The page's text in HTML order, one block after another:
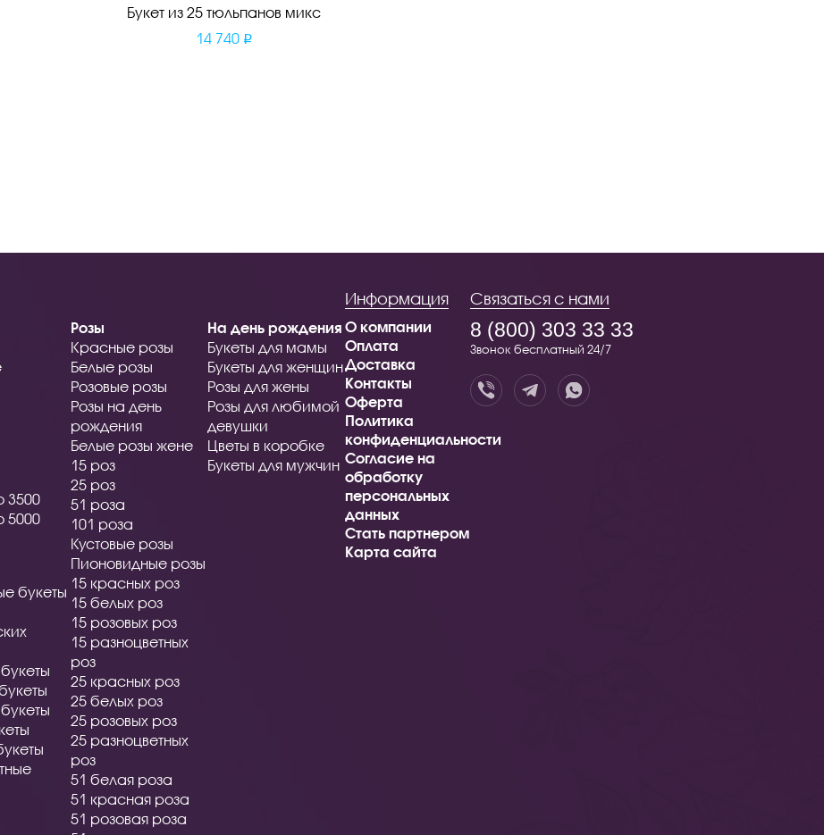
Букет из 25 тюльпанов микс
14 740
3500
5000
букеты
Розы
Красные розы
Белые розы
Розовые розы
Розы на день
рождения
Белые розы жене
15 роз
25 роз
51 роза
101 роза
Кустовые розы
Пионовидные розы
15 красных роз
15 белых роз
15 розовых роз
15 разноцветных
роз
25 красных роз
25 белых роз
25 розовых роз
25 разноцветных
роз
51 белая роза
51 красная роза
51 розовая роза
На день рождения
Букеты для мамы
Букеты для женщин
Розы для жены
Розы для любимой
девушки
Цветы в коробке
Букеты для мужчин
Информация
О компании
Оплата
Доставка
Контакты
Оферта
Политика
конфиденциальности
Согласие на
обработку
персональных
данных
Стать партнером
Карта сайта
Связаться с нами
8 (800) 303 33 33
Звонок бесплатный 24/7